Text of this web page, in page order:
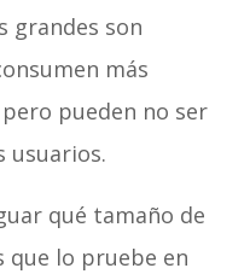
grandes son
más
pueden no ser
usuarios.
qué tamaño de
que lo pruebe en